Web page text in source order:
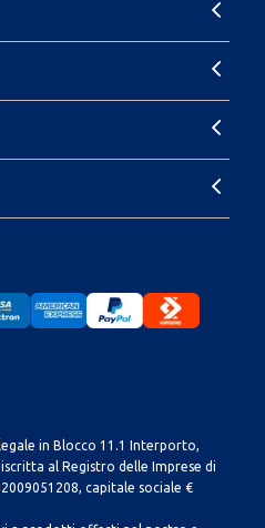
in Blocco 11.1 Interporto,
al Registro delle Imprese di
capitale sociale €